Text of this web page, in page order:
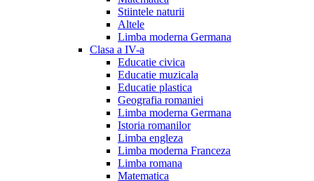
Stiintele naturii
Altele
Limba moderna Germana
Clasa a IV-a
Educatie civica
Educatie muzicala
Educatie plastica
Geografia romaniei
Limba moderna Germana
Istoria romanilor
Limba engleza
Limba moderna Franceza
Limba romana
Matematica